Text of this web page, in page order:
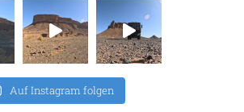
Auf Instagram folgen